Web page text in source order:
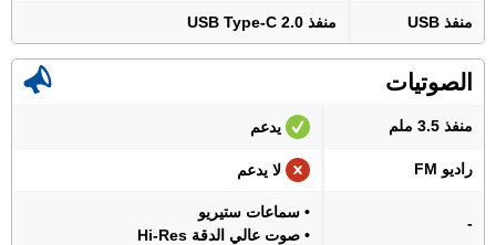
منفذ USB منفذ USB Type-C 2.0
الصوتيات
منفذ 3.5 ملم يدعم
راديو FM لا يدعم
-
• سماعات ستيريو
• صوت عالي الدقة Hi-Res